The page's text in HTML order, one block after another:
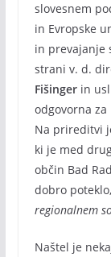
slovesnem
in Evropske
in prevajanje
strani v. d.
Fišingerin
odgovorna za
Na prireditvi
ki je med
občin Bad
dobro
regionalnem
Naštel je